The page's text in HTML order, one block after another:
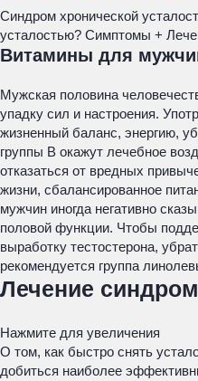
Синдром хронической
усталостью? Симптомы +
Витамины для
Мужская половина
упадку сил и настроения.
жизненный баланс, энергию,
группы B окажут лечебное
отказаться от вредных
жизни, сбалансированное
мужчин иногда негативно
половой функции. Чтобы
выработку тестостерона,
рекомендуется группа
Лечение
Нажмите для увеличения
О том, как быстро снять
добиться наиболее